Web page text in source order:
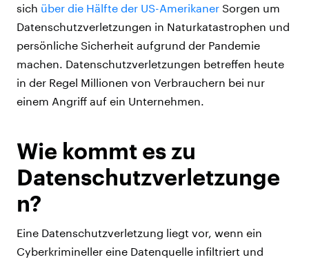
sich über die Hälfte der US-Amerikaner Sorgen um
Datenschutzverletzungen in Naturkatastrophen und
persönliche Sicherheit aufgrund der Pandemie
machen. Datenschutzverletzungen betreffen heute
in der Regel Millionen von Verbrauchern bei nur
einem Angriff auf ein Unternehmen.
Wie kommt es zu
Datenschutzverletzunge
n?
Eine Datenschutzverletzung liegt vor, wenn ein
Cyberkrimineller eine Datenquelle infiltriert und